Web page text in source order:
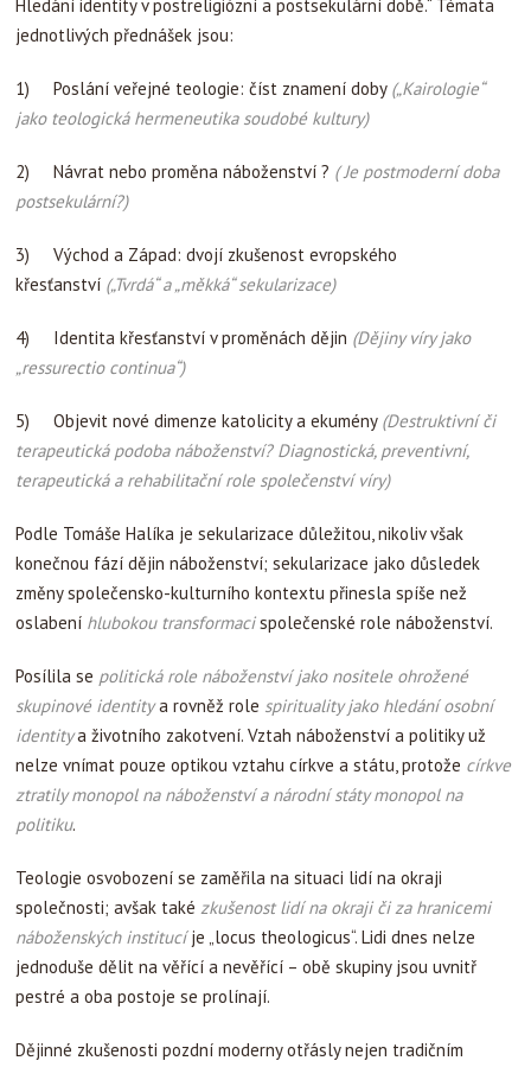
Hledání identity v postreligiózní a postsekulární době.“ Témata
jednotlivých přednášek jsou:
1) Poslání veřejné teologie: číst znamení doby („Kairologie“
jako teologická hermeneutika soudobé kultury)
2) Návrat nebo proměna náboženství ? ( Je postmoderní doba
postsekulární?)
3) Východ a Západ: dvojí zkušenost evropského
křesťanství („Tvrdá“ a „měkká“ sekularizace)
4) Identita křesťanství v proměnách dějin (Dějiny víry jako
„ressurectio continua“)
5) Objevit nové dimenze katolicity a ekumény (Destruktivní či
terapeutická podoba náboženství? Diagnostická, preventivní,
terapeutická a rehabilitační role společenství víry)
Podle Tomáše Halíka je sekularizace důležitou, nikoliv však
konečnou fází dějin náboženství; sekularizace jako důsledek
změny společensko-kulturního kontextu přinesla spíše než
oslabení hlubokou transformacispolečenské role náboženství.
Posílila se politická role náboženství jako nositele ohrožené
skupinové identitya rovněž role spirituality jako hledání osobní
identitya životního zakotvení. Vztah náboženství a politiky už
nelze vnímat pouze optikou vztahu církve a státu, protože církve
ztratily monopol na náboženství a národní státy monopol na
politiku.
Teologie osvobození se zaměřila na situaci lidí na okraji
společnosti; avšak také zkušenost lidí na okraji či za hranicemi
náboženských institucíje „locus theologicus“. Lidi dnes nelze
jednoduše dělit na věřící a nevěřící – obě skupiny jsou uvnitř
pestré a oba postoje se prolínají.
Dějinné zkušenosti pozdní moderny otřásly nejen tradičním